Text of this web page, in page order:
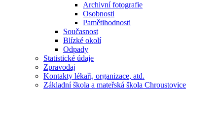
Archivní fotografie
Osobnosti
Pamětihodnosti
Současnost
Blízké okolí
Odpady
Statistické údaje
Zpravodaj
Kontakty lékaři, organizace, atd.
Základní škola a mateřská škola Chroustovice